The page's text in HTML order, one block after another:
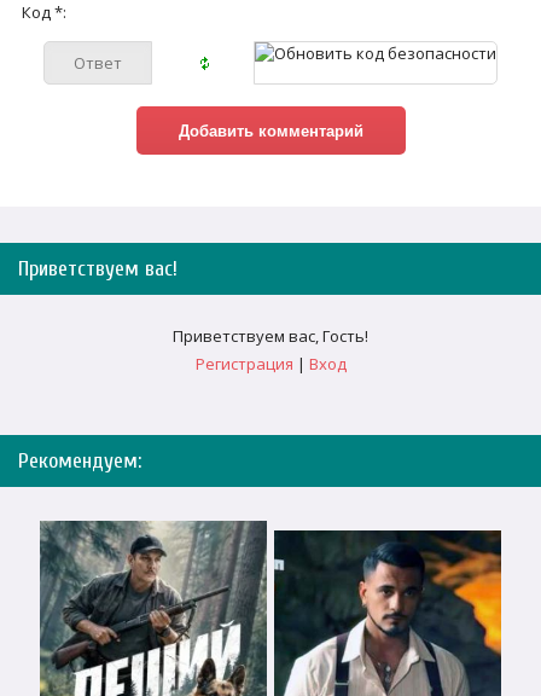
Код *:
Приветствуем вас!
Приветствуем вас,Гость!
Регистрация | Вход
Рекомендуем: